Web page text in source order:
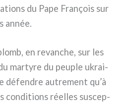
du Pape François sur
année.
en revan­che, sur les
mar­ty­re du peu­ple ukrai­
défen­dre autre­ment qu’à
con­di­tions réel­les suscep­